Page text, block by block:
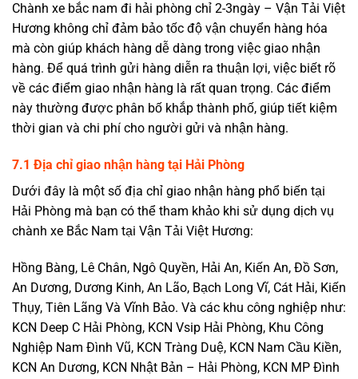
Chành xe bắc nam đi hải phòng chỉ 2-3ngày – Vận Tải Việt
Hương không chỉ đảm bảo tốc độ vận chuyển hàng hóa
mà còn giúp khách hàng dễ dàng trong việc giao nhận
hàng. Để quá trình gửi hàng diễn ra thuận lợi, việc biết rõ
về các điểm giao nhận hàng là rất quan trọng. Các điểm
này thường được phân bố khắp thành phố, giúp tiết kiệm
thời gian và chi phí cho người gửi và nhận hàng.
7.1 Địa chỉ giao nhận hàng tại Hải Phòng
Dưới đây là một số địa chỉ giao nhận hàng phổ biến tại
Hải Phòng mà bạn có thể tham khảo khi sử dụng dịch vụ
chành xe Bắc Nam tại Vận Tải Việt Hương:
Hồng Bàng, Lê Chân, Ngô Quyền, Hải An, Kiến An, Đồ Sơn,
An Dương, Dương Kinh, An Lão, Bạch Long Vĩ, Cát Hải, Kiến
Thụy, Tiên Lãng Và Vĩnh Bảo. Và các khu công nghiệp như:
KCN Deep C Hải Phòng, KCN Vsip Hải Phòng, Khu Công
Nghiệp Nam Đình Vũ, KCN Tràng Duệ, KCN Nam Cầu Kiền,
KCN An Dương, KCN Nhật Bản – Hải Phòng, KCN MP Đình